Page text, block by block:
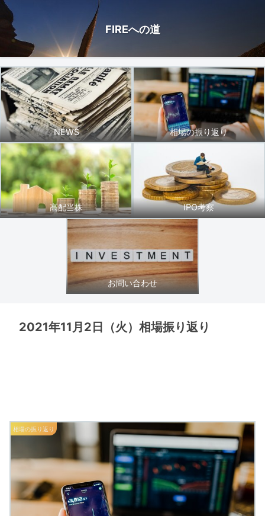
FIREへの道
NEWS 相場の振り返り
高配当株 IPO考察
お問い合わせ
2021年11月2日（火）相場振り返り
相場の振り返り